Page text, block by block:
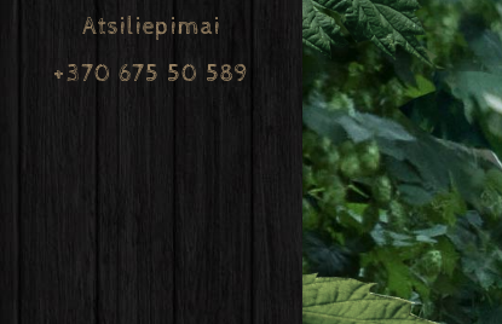
Atsiliepimai
+370 675 50 589